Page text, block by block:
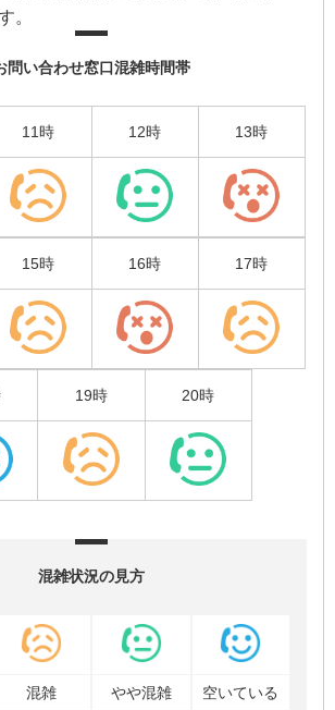
。
問い合わせ窓口混雑時間帯
11時 12時 13時
15時 16時 17時
19時 20時
混雑状況の見方
混雑 やや混雑 空いている